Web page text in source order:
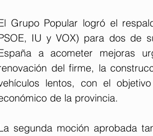
Grupo Popular logró el
IU y VOX) para dos de
a acometer mejoras
del firme, la
lentos, con el
de la provincia.
segunda moción aprobada